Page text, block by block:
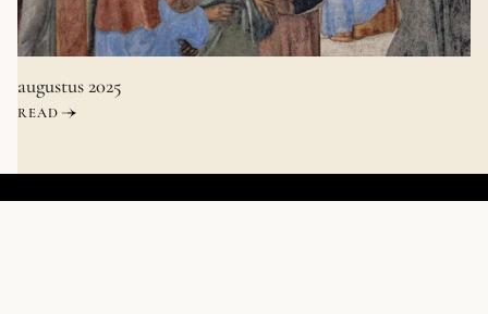
augustus 2025
READ